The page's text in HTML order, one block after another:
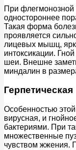
При флегмонозной
одностороннее
Такая форма
проявляется
лицевых мышц,
интоксикации.
шеи. Внешне
миндалин в
Герпетическая
Особенностью этой
вирусная, и
бактериями. При
множественные
чувством жжения.